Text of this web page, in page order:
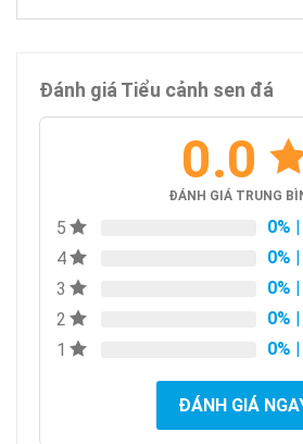
Đánh giá Tiểu cảnh sen đá
0.0
ĐÁNH GIÁ TRUNG
5 0%
4
0%
3
0%
2
0%
1
0%
ĐÁNH GIÁ